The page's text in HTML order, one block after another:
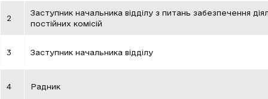
2
Заступник начальника відділу з питань забезпечення
постійних комісій
3 Заступник начальника відділу
4 Радник